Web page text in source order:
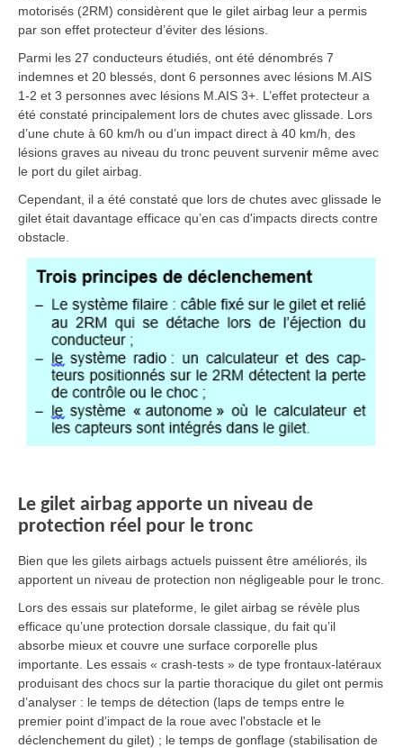
motorisés (2RM) considèrent que le gilet airbag leur a permis
par son effet protecteur d’éviter des lésions.
Parmi les 27 conducteurs étudiés, ont été dénombrés 7
indemnes et 20 blessés, dont 6 personnes avec lésions M.AIS
1-2 et 3 personnes avec lésions M.AIS 3+. L’effet protecteur a
été constaté principalement lors de chutes avec glissade. Lors
d’une chute à 60 km/h ou d’un impact direct à 40 km/h, des
lésions graves au niveau du tronc peuvent survenir même avec
le port du gilet airbag.
Cependant, il a été constaté que lors de chutes avec glissade le
gilet était davantage efficace qu’en cas d'impacts directs contre
obstacle.
Le gilet airbag apporte un niveau de
protection réel pour le tronc
Bien que les gilets airbags actuels puissent être améliorés, ils
apportent un niveau de protection non négligeable pour le tronc.
Lors des essais sur plateforme, le gilet airbag se révèle plus
efficace qu’une protection dorsale classique, du fait qu’il
absorbe mieux et couvre une surface corporelle plus
importante. Les essais « crash-tests » de type frontaux-latéraux
produisant des chocs sur la partie thoracique du gilet ont permis
d’analyser : le temps de détection (laps de temps entre le
premier point d’impact de la roue avec l'obstacle et le
déclenchement du gilet) ; le temps de gonflage (stabilisation de